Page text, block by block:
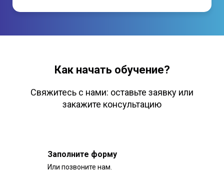
Как начать обучение?
Свяжитесь с нами: оставьте заявку или
закажите консультацию
Заполните форму
Или позвоните нам.